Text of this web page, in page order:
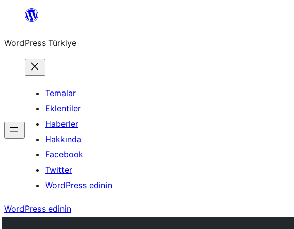
İçeriğe
WordPress Türkiye
Temalar
Eklentiler
Haberler
Hakkında
Facebook
Twitter
WordPress edinin
WordPress edinin